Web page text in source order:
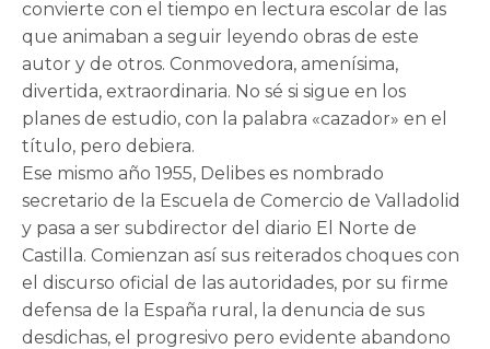
convierte con el tiempo en lectura escolar de las
que animaban a seguir leyendo obras de este
autor y de otros. Conmovedora, amenísima,
divertida, extraordinaria. No sé si sigue en los
planes de estudio, con la palabra «cazador» en el
título, pero debiera.
Ese mismo año 1955, Delibes es nombrado
secretario de la Escuela de Comercio de Valladolid
y pasa a ser subdirector del diario El Norte de
Castilla. Comienzan así sus reiterados choques con
el discurso oficial de las autoridades, por su firme
defensa de la España rural, la denuncia de sus
desdichas, el progresivo pero evidente abandono